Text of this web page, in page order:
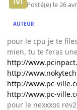
Posté(e) le 26
AUTEUR
pour le cpu je te
mien, tu te feras
http://
http://
http://www.pc-
http://www.pc-
pour le nexxxos